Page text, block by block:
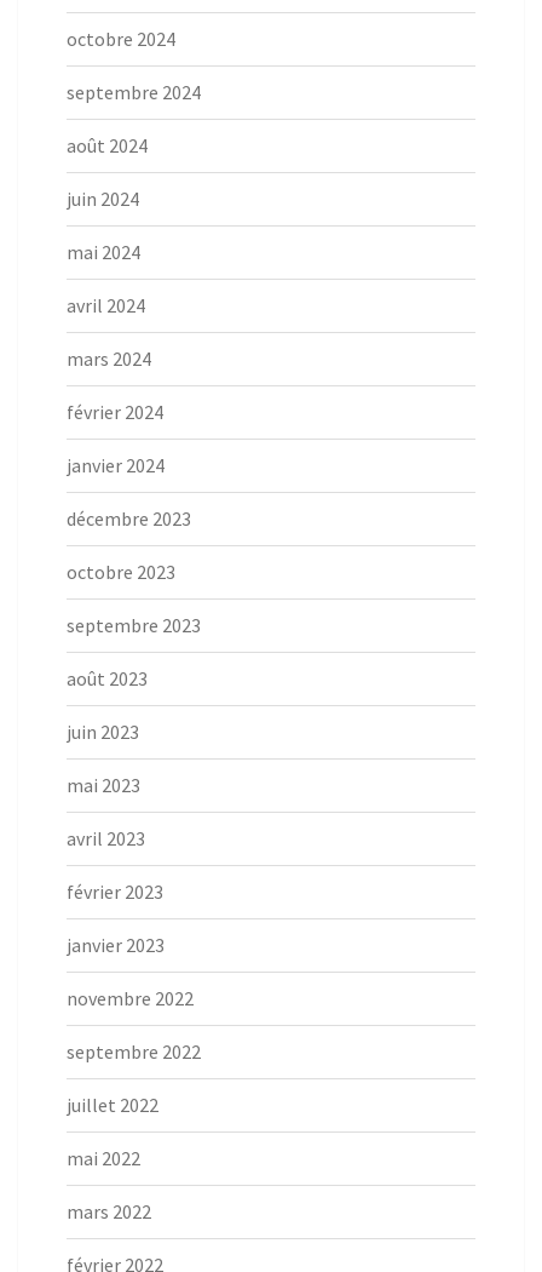
octobre 2024
septembre 2024
août 2024
juin 2024
mai 2024
avril 2024
mars 2024
février 2024
janvier 2024
décembre 2023
octobre 2023
septembre 2023
août 2023
juin 2023
mai 2023
avril 2023
février 2023
janvier 2023
novembre 2022
septembre 2022
juillet 2022
mai 2022
mars 2022
février 2022